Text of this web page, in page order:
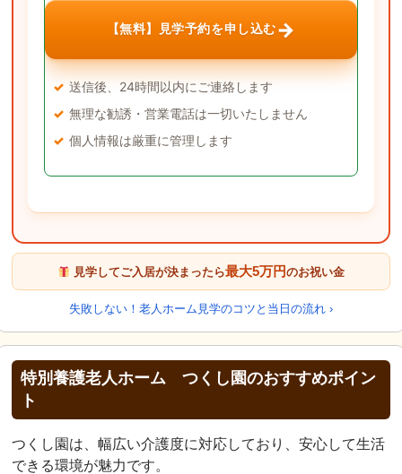
【無料】見学予約を申し込む→
送信後、24時間以内にご連絡します
無理な勧誘・営業電話は一切いたしません
個人情報は厳重に管理します
見学してご入居が決まったら最大5万円のお祝い金
失敗しない！老人ホーム見学のコツと当日の流れ ›
特別養護老人ホーム つくし園のおすすめポイン
ト
つくし園は、幅広い介護度に対応しており、安心して生活
できる環境が魅力です。